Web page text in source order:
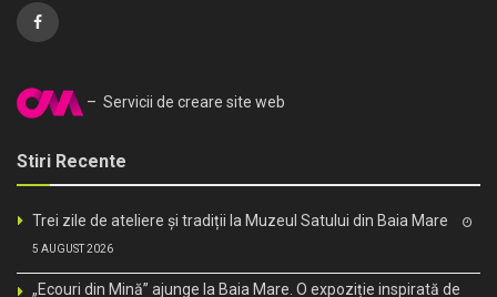
– Servicii de creare site web
Stiri Recente
Trei zile de ateliere și tradiții la Muzeul Satului din Baia Mare
5 AUGUST 2026
„Ecouri din Mină” ajunge la Baia Mare. O expoziție inspirată de